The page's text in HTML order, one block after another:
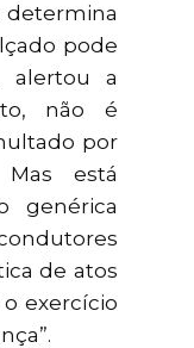
determina
pode
alertou a
não é
por
está
genérica
de atos
exercício